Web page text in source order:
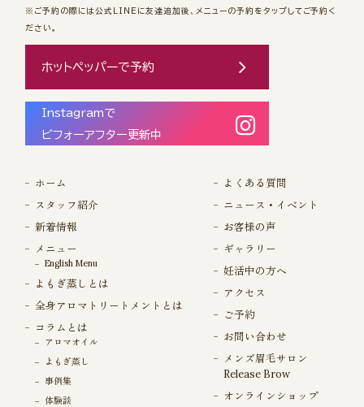
※ご予約の際には公式LINEに友達追加後、メニューの予約をタップしてご予約く
ださい。
ホットペッパーで予約
Instagramで
ビフォーアフター更新中
ホーム
スタッフ紹介
新着情報
メニュー
English Menu
よもぎ蒸しとは
全身アロマトリートメントとは
コラムとは
アロマオイル
よもぎ蒸し
事例集
体験談
よくある質問
ニュース・イベント
お客様の声
ギャラリー
妊活中の方へ
アクセス
ご予約
お問い合わせ
メンズ眉毛サロン
Release Brow
オンラインショップ